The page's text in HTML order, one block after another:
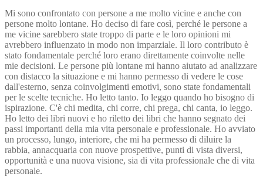
Mi sono confrontato con persone a me molto vicine e anche con
persone molto lontane. Ho deciso di fare così, perché le persone a
me vicine sarebbero state troppo di parte e le loro opinioni mi
avrebbero influenzato in modo non imparziale. Il loro contributo è
stato fondamentale perché loro erano direttamente coinvolte nelle
mie decisioni. Le persone più lontane mi hanno aiutato ad analizzare
con distacco la situazione e mi hanno permesso di vedere le cose
dall'esterno, senza coinvolgimenti emotivi, sono state fondamentali
per le scelte tecniche. Ho letto tanto. Io leggo quando ho bisogno di
ispirazione. C'è chi medita, chi corre, chi prega, chi canta, io leggo.
Ho letto dei libri nuovi e ho riletto dei libri che hanno segnato dei
passi importanti della mia vita personale e professionale. Ho avviato
un processo, lungo, interiore, che mi ha permesso di diluire la
rabbia, annacquarla con nuove prospettive, punti di vista diversi,
opportunità e una nuova visione, sia di vita professionale che di vita
personale.